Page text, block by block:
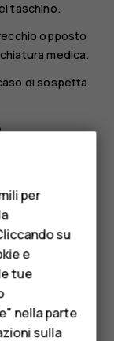
taschino.
opposto
medica.
di sospetta
wireless
rivolgersi al
per
su
e
tue
nella parte
sulla